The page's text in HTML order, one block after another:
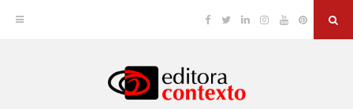
Facebook
TwitterLinkedinInstagram
YouTubePinterest